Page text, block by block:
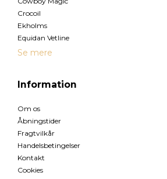
Crocoil
Ekholms
Equidan Vetline
Se mere
Information
Om os
Åbningstider
Fragtvilkår
Handelsbetingelser
Kontakt
Cookies